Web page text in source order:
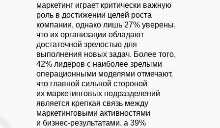
маркетинг играет критически важную
роль в достижении целей роста
компании, однако лишь 27% уверены,
что их организации обладают
достаточной зрелостью для
выполнения новых задач. Более того,
42% лидеров с наиболее зрелыми
операционными моделями отмечают,
что главной сильной стороной
их маркетинговых подразделений
является крепкая связь между
маркетинговыми активностями
и бизнес-результатами, а 39%